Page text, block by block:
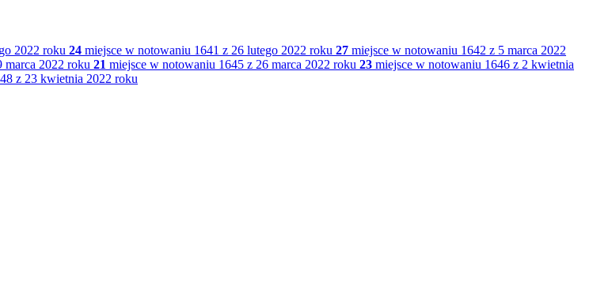
2022 roku 24 miejsce w notowaniu 1641 z 26 lutego 2022 roku 27 miejsce w notowaniu 1642 z 5 marca 2022
marca 2022 roku 21 miejsce w notowaniu 1645 z 26 marca 2022 roku 23 miejsce w notowaniu 1646 z 2 kwietnia
z 23 kwietnia 2022 roku